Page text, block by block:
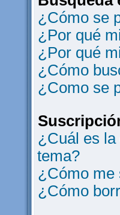
¿Cómo se
¿Por qué
¿Por qué
¿Cómo
¿Como se
¿Cuál es
tema?
¿Cómo me
¿Cómo